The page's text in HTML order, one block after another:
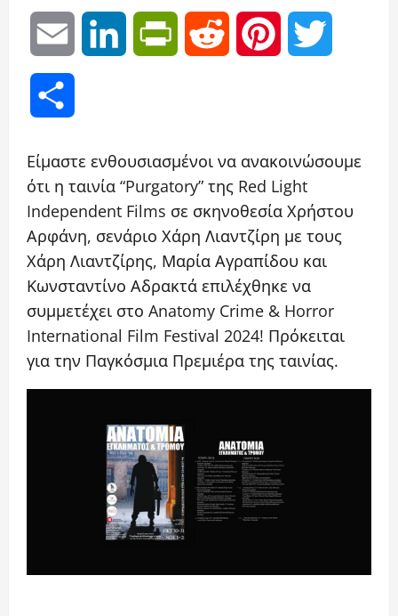
Link
Email LinkedIn PrintFriendly
Reddit Pinterest
Είμαστε ενθουσιασμένοι να ανακοινώσουμε
ότι η ταινία “Purgatory” της Red Light
Independent Films σε σκηνοθεσία Χρήστου
Αρφάνη, σενάριο Χάρη Λιαντζίρη με τους
Χάρη Λιαντζίρης, Μαρία Αγραπίδου και
Κωνσταντίνο Αδρακτά επιλέχθηκε να
συμμετέχει στο Anatomy Crime & Horror
International Film Festival 2024! Πρόκειται
για την Παγκόσμια Πρεμιέρα της ταινίας.